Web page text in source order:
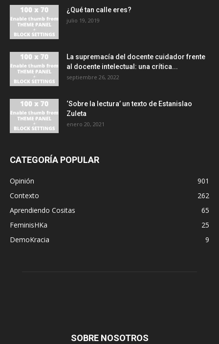
¿Qué tan calle eres?
julio 19, 2019
La supremacía del docente cuidador frente
al docente intelectual: una crítica...
septiembre 26, 2022
‘Sobre la lectura’ un texto de Estanislao
Zuleta
enero 20, 2021
CATEGORÍA POPULAR
Opinión
901
Contexto
262
Aprendiendo Cositas
65
FeminisHKa
25
DemoKracia
9
SOBRE NOSOTROS